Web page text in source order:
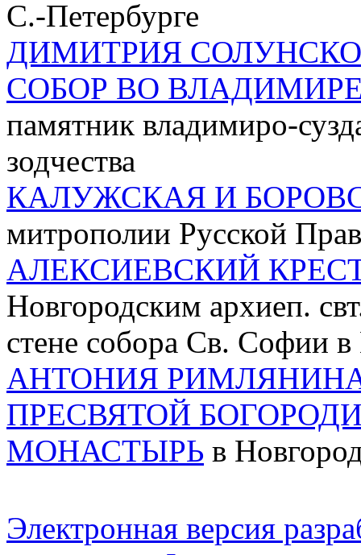
С.-Петербурге
ДИМИТРИЯ
СОБОР ВО
памятник владимиро-
зодчества
КАЛУЖСКАЯ И
митрополии Русской
АЛЕКСИЕВСКИЙ
Новгородским архиеп.
стене собора Св. Софии в
АНТОНИЯ
ПРЕСВЯТОЙ
МОНАСТЫРЬ в
Электронная версия